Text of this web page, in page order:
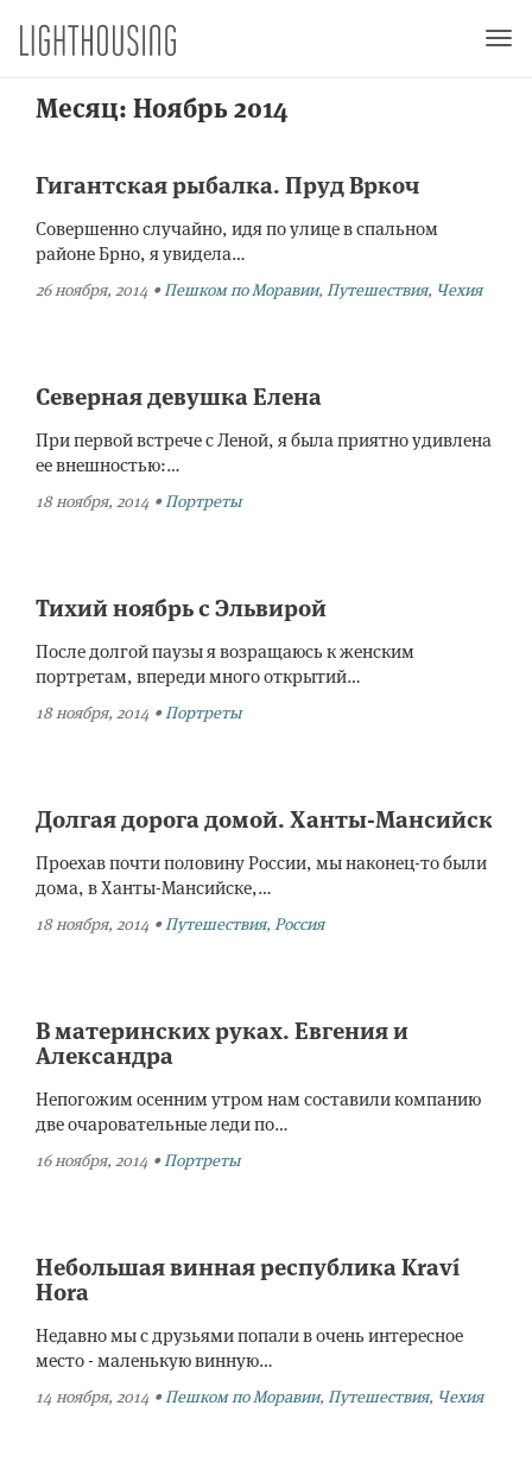
Месяц: Ноябрь 2014
Гигантская рыбалка. Пруд Вркоч
Совершенно случайно, идя по улице в спальном
районе Брно, я увидела…
26 ноября, 2014 •Пешком по Моравии, Путешествия, Чехия
Северная девушка Елена
При первой встрече с Леной, я была приятно удивлена
ее внешностью:…
18 ноября, 2014 •Портреты
Тихий ноябрь с Эльвирой
После долгой паузы я возращаюсь к женским
портретам, впереди много открытий…
18 ноября, 2014 •Портреты
Долгая дорога домой. Ханты-Мансийск
Проехав почти половину России, мы наконец-то были
дома, в Ханты-Мансийске,…
18 ноября, 2014 •Путешествия, Россия
В материнских руках. Евгения и
Александра
Непогожим осенним утром нам составили компанию
две очаровательные леди по…
16 ноября, 2014 •Портреты
Небольшая винная республика Kraví
Hora
Недавно мы с друзьями попали в очень интересное
место - маленькую винную…
14 ноября, 2014 •Пешком по Моравии, Путешествия, Чехия